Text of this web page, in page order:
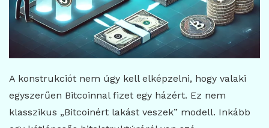
A konstrukciót nem úgy kell elképzelni, hogy valaki
egyszerűen Bitcoinnal fizet egy házért. Ez nem
klasszikus „Bitcoinért lakást veszek” modell. Inkább